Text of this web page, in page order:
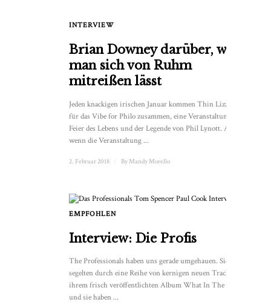
INTERVIEW
Brian Downey darüber, wie
man sich von Ruhm
mitreißen lässt
Jeden knackigen irischen Januar kommen Thin Lizzy-Fans
für das Vibe for Philo zusammen, eine Veranstaltung zur
Feier des Lebens und der Legende von Phil Lynott. Auch
wenn die Veranstaltung ...
2. Februar 2018 By Mandy Morello
EMPFOHLEN
Interview: Die Profis
The Professionals haben uns gerade umgehauen. Sie
segelten durch eine Reihe von kernigen neuen Tracks von
ihrem frisch veröffentlichten Album What In The World,
und sie haben ...